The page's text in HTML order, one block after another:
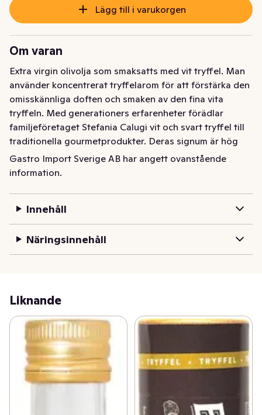
Lägg till i varukorgen
Om varan
Extra virgin olivolja som smaksatts med vit tryffel. Man
använder koncentrerat tryffelarom för att förstärka den
omisskännliga doften och smaken av den fina vita
tryffeln. Med generationers erfarenheter förädlar
familjeföretaget Stefania Calugi vit och svart tryffel till
traditionella gourmetprodukter. Deras signum är hög
kvalitet med naturliga och rena smaker.
Gastro Import Sverige AB har angett ovanstående
information.
Innehåll
Näringsinnehåll
Liknande